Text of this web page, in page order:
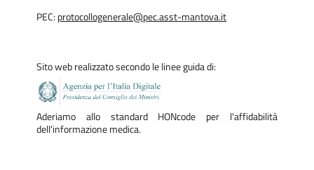
PEC: protocollogenerale@pec.asst-mantova.it
Sito web realizzato secondo le linee guida di:
Aderiamo allo standard HONcode per l'affidabilità
dell'informazione medica.